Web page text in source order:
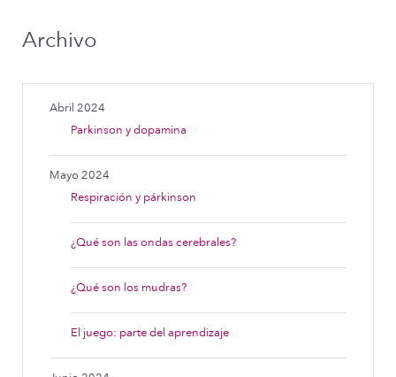
Archivo
Abril 2024
Parkinson y dopamina
Mayo 2024
Respiración y párkinson
¿Qué son las ondas cerebrales?
¿Qué son los mudras?
El juego: parte del aprendizaje